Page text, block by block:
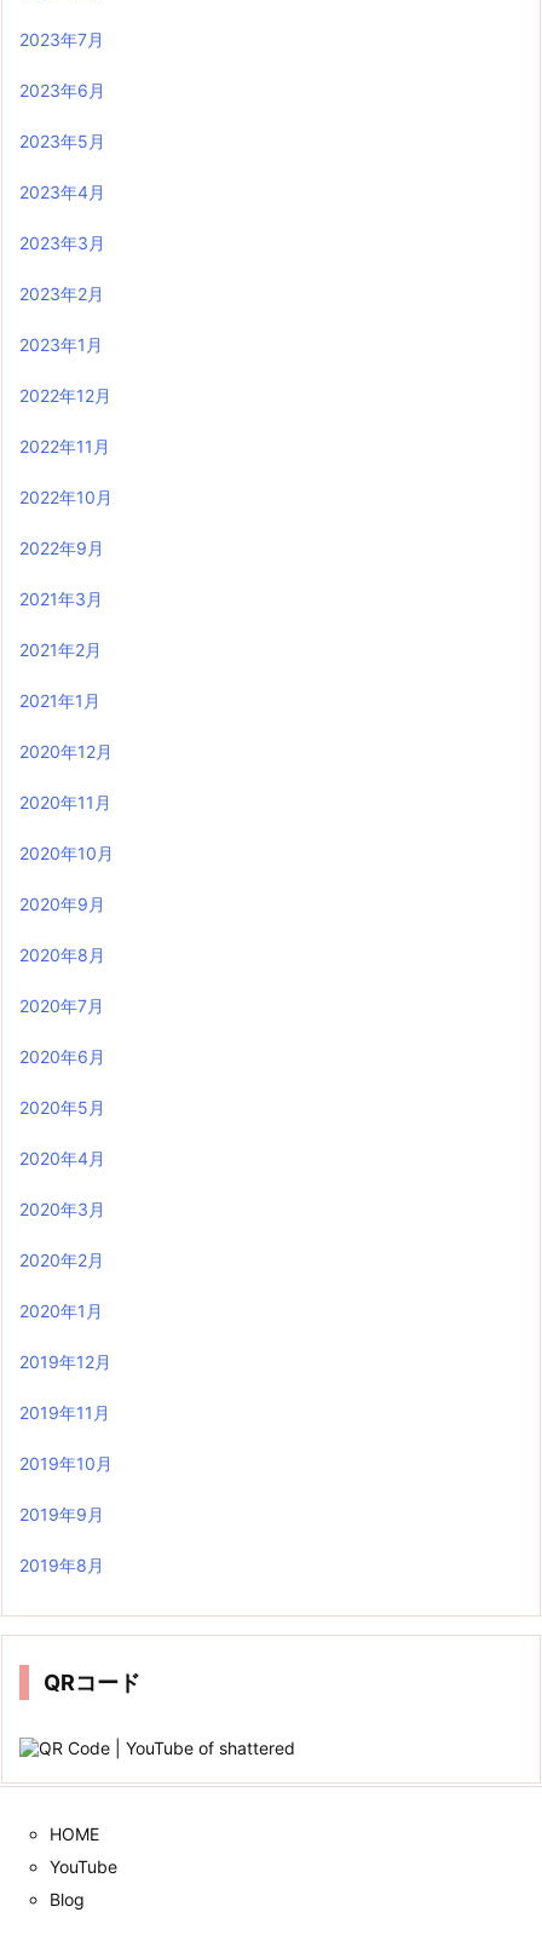
2023年7月
2023年6月
2023年5月
2023年4月
2023年3月
2023年2月
2023年1月
2022年12月
2022年11月
2022年10月
2022年9月
2021年3月
2021年2月
2021年1月
2020年12月
2020年11月
2020年10月
2020年9月
2020年8月
2020年7月
2020年6月
2020年5月
2020年4月
2020年3月
2020年2月
2020年1月
2019年12月
2019年11月
2019年10月
2019年9月
2019年8月
QRコード
HOME
YouTube
Blog